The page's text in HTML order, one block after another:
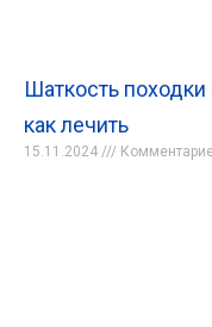
Шаткость
как лечить
15.11.2024